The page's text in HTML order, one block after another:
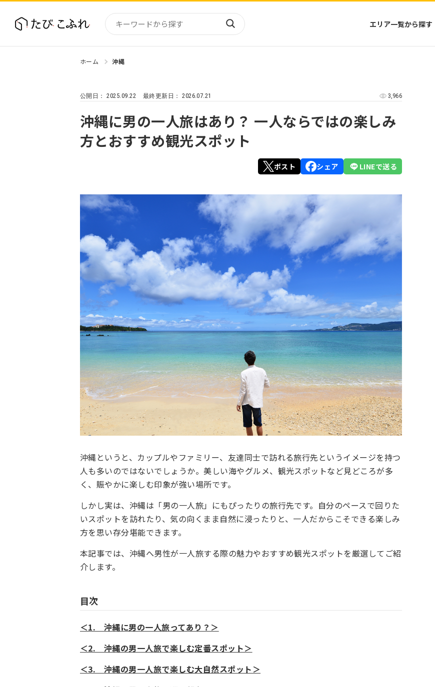
エリア一覧から探す
東北
関東
中部・北陸
近畿
四国
アジア
北米
中南米
ハワイ
ミクロネシア
オセアニア
ホーム 沖縄
公開日：2025.09.22 最終更新日：2026.07.21 3,966
沖縄に男の一人旅はあり？ 一人ならではの楽しみ
方とおすすめ観光スポット
ポスト シェア LINEで送る
沖縄というと、カップルやファミリー、友達同士で訪れる旅行先というイメージを持つ
人も多いのではないでしょうか。美しい海やグルメ、観光スポットなど見どころが多
く、賑やかに楽しむ印象が強い場所です。
しかし実は、沖縄は「男の一人旅」にもぴったりの旅行先です。自分のペースで回りた
いスポットを訪れたり、気の向くまま自然に浸ったりと、一人だからこそできる楽しみ
方を思い存分堪能できます。
本記事では、沖縄へ男性が一人旅する際の魅力やおすすめ観光スポットを厳選してご紹
介します。
目次
＜1. 沖縄に男の一人旅ってあり？＞
＜2. 沖縄の男一人旅で楽しむ定番スポット＞
＜3. 沖縄の男一人旅で楽しむ大自然スポット＞